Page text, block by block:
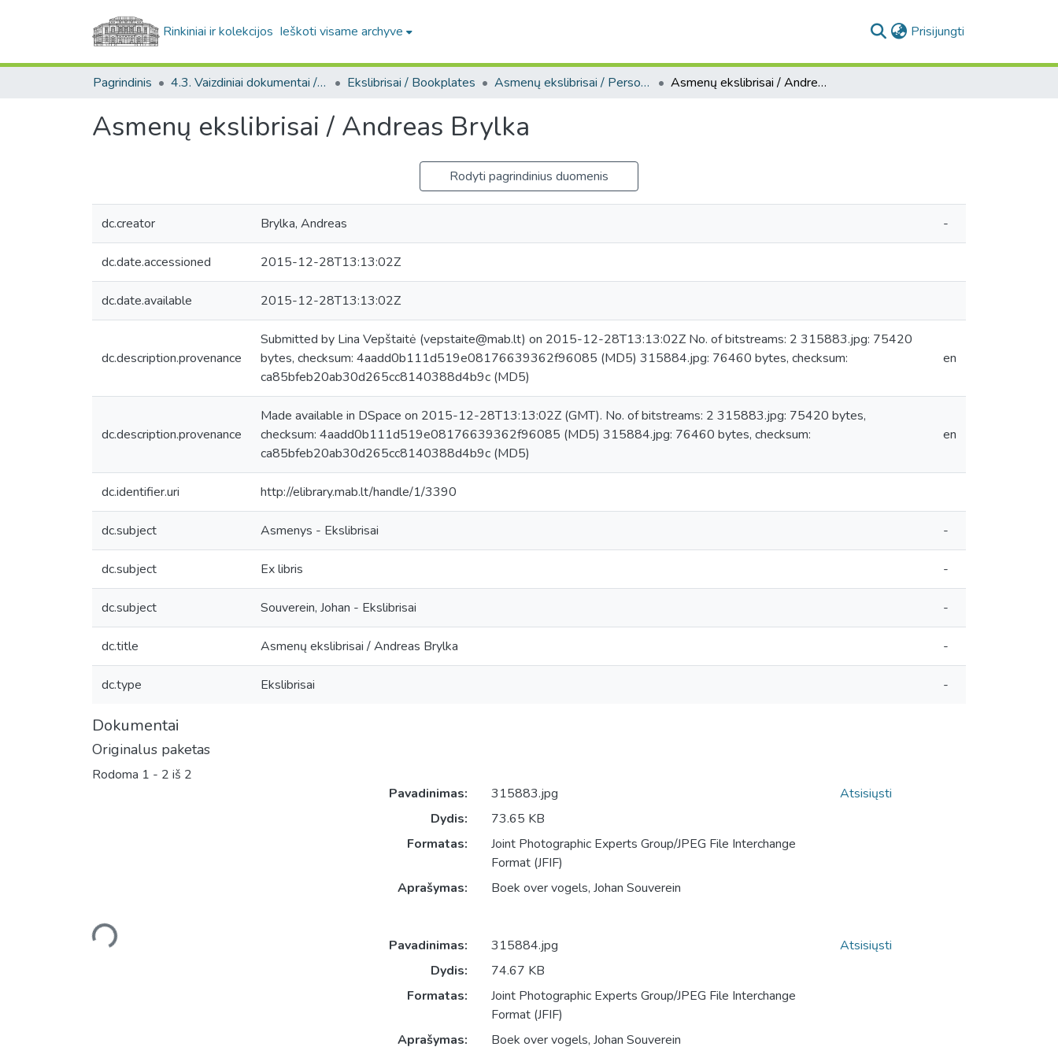
Rinkiniai ir kolekcijos Ieškoti visame archyve Prisijungti
Pagrindinis 4.3. Vaizdiniai dokumentai / Visual documents Ekslibrisai / Bookplates Asmenų ekslibrisai / Personal bookplates Asmenų ekslibrisai / Andreas Brylka
Asmenų ekslibrisai / Andreas Brylka
Rodyti pagrindinius duomenis
dc.creator Brylka, Andreas -
dc.date.accessioned 2015-12-28T13:13:02Z
dc.date.available 2015-12-28T13:13:02Z
dc.description.provenance
Submitted by Lina Vepštaitė (vepstaite@mab.lt) on 2015-12-28T13:13:02Z No. of bitstreams: 2 315883.jpg: 75420
bytes, checksum: 4aadd0b111d519e08176639362f96085 (MD5) 315884.jpg: 76460 bytes, checksum:
ca85bfeb20ab30d265cc8140388d4b9c (MD5)
en
dc.description.provenance
Made available in DSpace on 2015-12-28T13:13:02Z (GMT). No. of bitstreams: 2 315883.jpg: 75420 bytes,
checksum: 4aadd0b111d519e08176639362f96085 (MD5) 315884.jpg: 76460 bytes, checksum:
ca85bfeb20ab30d265cc8140388d4b9c (MD5)
en
dc.identifier.uri http://elibrary.mab.lt/handle/1/3390
dc.subject Asmenys - Ekslibrisai -
dc.subject Ex libris -
dc.subject Souverein, Johan - Ekslibrisai -
dc.title Asmenų ekslibrisai / Andreas Brylka -
dc.type Ekslibrisai -
Dokumentai
Originalus paketas
Rodoma 1 - 2 iš 2
Įkeliama...
Pavadinimas:
315883.jpg
Dydis:
73.65 KB
Formatas:
Joint Photographic Experts Group/JPEG File Interchange
Format (JFIF)
Aprašymas:
Boek over vogels, Johan Souverein
Atsisiųsti
Pavadinimas:
315884.jpg
Dydis:
74.67 KB
Formatas:
Joint Photographic Experts Group/JPEG File Interchange
Format (JFIF)
Aprašymas:
Boek over vogels, Johan Souverein
Atsisiųsti